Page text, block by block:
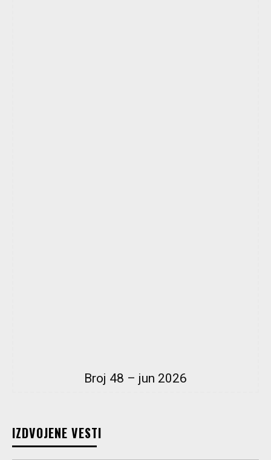
Broj 48 – jun 2026
IZDVOJENE VESTI